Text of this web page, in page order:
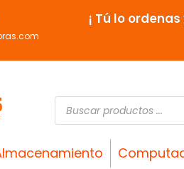
¡ Tú lo
Búsqueda
de
productos